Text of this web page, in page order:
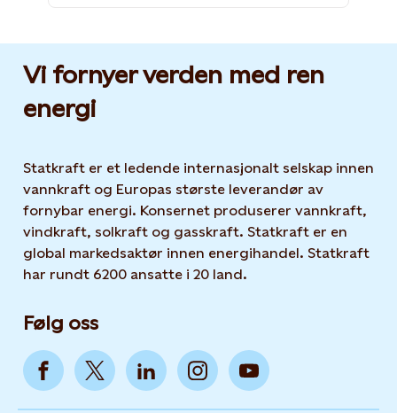
Vi fornyer verden med ren
energi
Statkraft er et ledende internasjonalt selskap innen
vannkraft og Europas største leverandør av
fornybar energi. Konsernet produserer vannkraft,
vindkraft, solkraft og gasskraft. Statkraft er en
global markedsaktør innen energihandel. Statkraft
har rundt 6200 ansatte i 20 land.
Følg oss